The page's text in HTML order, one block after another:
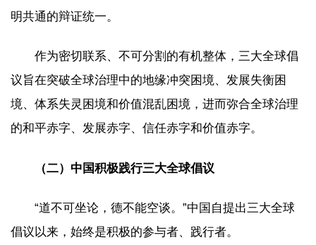
明共通的辩证统一。
作为密切联系、不可分割的有机整体，三大全球倡
议旨在突破全球治理中的地缘冲突困境、发展失衡困
境、体系失灵困境和价值混乱困境，进而弥合全球治理
的和平赤字、发展赤字、信任赤字和价值赤字。
（二）中国积极践行三大全球倡议
“道不可坐论，德不能空谈。”中国自提出三大全球
倡议以来，始终是积极的参与者、践行者。